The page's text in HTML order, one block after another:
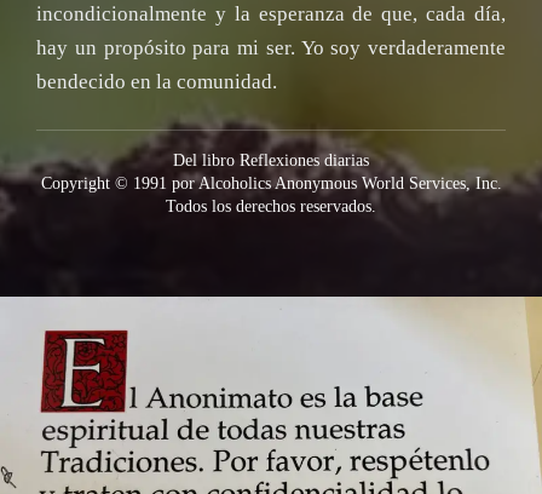
incondicionalmente y la esperanza de que, cada día,
hay un propósito para mi ser. Yo soy verdaderamente
bendecido en la comunidad.
Del libro Reflexiones diarias
Copyright © 1991 por Alcoholics Anonymous World Services, Inc.
Todos los derechos reservados.